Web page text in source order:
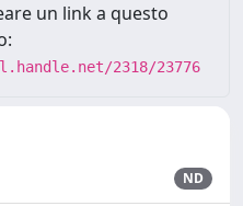
un link a questo
2318/23776
ND